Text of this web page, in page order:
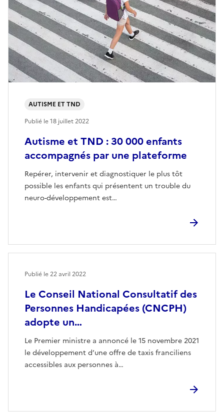
Autisme et TND : 30 000 enfants
accompagnés par une plateforme
Repérer, intervenir et diagnostiquer le plus tôt
possible les enfants qui présentent un trouble du
neuro-développement est…
AUTISME ET TND
Publié le18 juillet 2022
Le Conseil National Consultatif des
Personnes Handicapées (CNCPH)
adopte un…
Le Premier ministre a annoncé le 15 novembre 2021
le développement d’une offre de taxis franciliens
accessibles aux personnes à…
Publié le22 avril 2022